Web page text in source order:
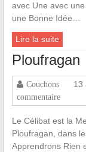
avec Une avec
une Bonne Idée…
Lire la suite
Ploufragan
Couchons 13
commentaire
Le Célibat est la
Ploufragan, dans
Apprendrons Rien